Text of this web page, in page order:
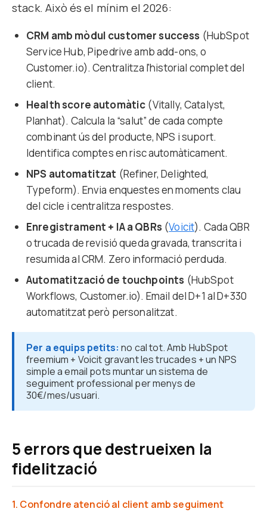
stack. Això és el mínim el 2026:
CRM amb mòdul customer success (HubSpot
Service Hub, Pipedrive amb add-ons, o
Customer.io). Centralitza l'historial complet del
client.
Health score automàtic (Vitally, Catalyst,
Planhat). Calcula la “salut” de cada compte
combinant ús del producte, NPS i suport.
Identifica comptes en risc automàticament.
NPS automatitzat (Refiner, Delighted,
Typeform). Envia enquestes en moments clau
del cicle i centralitza respostes.
Enregistrament + IA a QBRs (Voicit). Cada QBR
o trucada de revisió queda gravada, transcrita i
resumida al CRM. Zero informació perduda.
Automatització de touchpoints (HubSpot
Workflows, Customer.io). Email del D+1 al D+330
automatitzat però personalitzat.
Per a equips petits: no cal tot. Amb HubSpot
freemium + Voicit gravant les trucades + un NPS
simple a email pots muntar un sistema de
seguiment professional per menys de
30€/mes/usuari.
5 errors que destrueixen la
fidelització
1. Confondre atenció al client amb seguiment